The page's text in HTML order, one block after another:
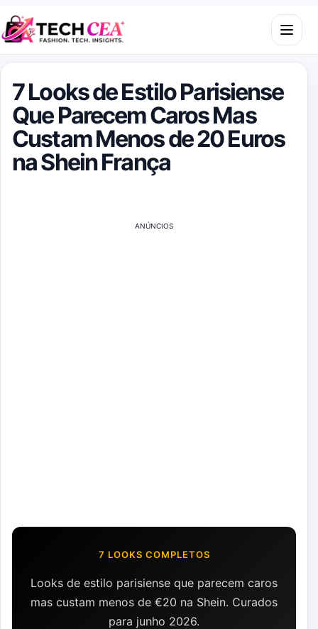
Skip to content
Open
7 Looks de Estilo Parisiense
Que Parecem Caros Mas
Custam Menos de 20 Euros
na Shein França
ANÚNCIOS
7 LOOKS COMPLETOS
Looks de estilo parisiense que parecem caros
mas custam menos de €20 na Shein. Curados
para junho 2026.